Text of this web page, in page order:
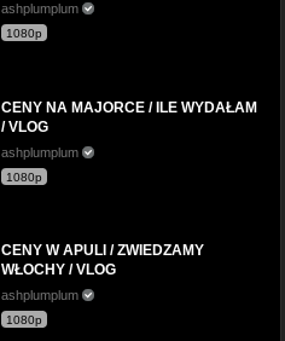
ashplumplum
1080p
CENY NA MAJORCE / ILE WYDAŁAM
/ VLOG
ashplumplum
1080p
CENY W APULI / ZWIEDZAMY
WŁOCHY / VLOG
ashplumplum
1080p